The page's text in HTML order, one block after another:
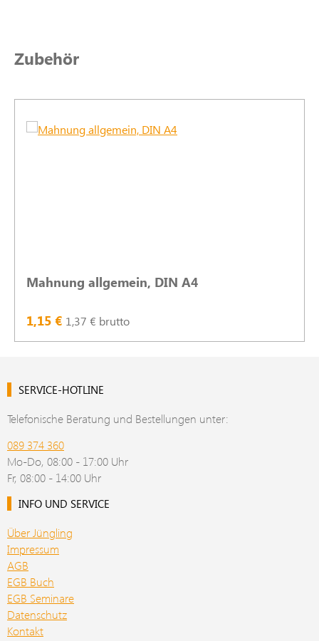
Produktgalerie überspringen
Zubehör
Mahnung allgemein, DIN A4
1,15 € 1,37 € brutto
SERVICE-HOTLINE
Telefonische Beratung und Bestellungen unter:
089 374 360
Mo-Do, 08:00 - 17:00 Uhr
Fr, 08:00 - 14:00 Uhr
INFO UND SERVICE
Über Jüngling
Impressum
AGB
EGB Buch
EGB Seminare
Datenschutz
Kontakt